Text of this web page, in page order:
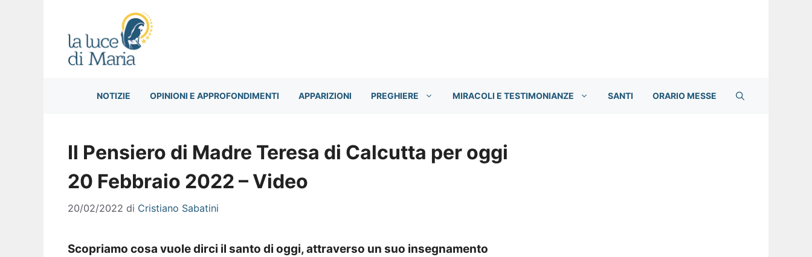
NOTIZIE OPINIONI E APPROFONDIMENTI APPARIZIONI PREGHIERE MIRACOLI E TESTIMONIANZE SANTI ORARIO MESSE
Il Pensiero di Madre Teresa di Calcutta per oggi
20 Febbraio 2022 – Video
20/02/2022 di Cristiano Sabatini
Scopriamo cosa vuole dirci il santo di oggi, attraverso un suo insegnamento